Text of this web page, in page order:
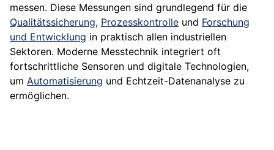
messen. Diese Messungen sind grundlegend für die
Qualitätssicherung, Prozesskontrolle und Forschung
und Entwicklung in praktisch allen industriellen
Sektoren. Moderne Messtechnik integriert oft
fortschrittliche Sensoren und digitale Technologien,
um Automatisierung und Echtzeit-Datenanalyse zu
ermöglichen.